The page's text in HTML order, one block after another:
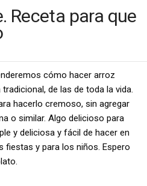
Receta para que
cómo hacer arroz
de las de toda la vida.
hacerlo cremoso, sin agregar
o similar. Algo delicioso para
y deliciosa y fácil de hacer en
fiestas y para los niños. Espero